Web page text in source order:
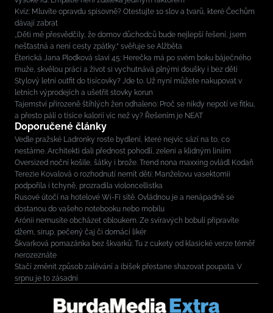
Kvíz: Mluvíte opravdu spisovně? Otestujte 10 slov a tvarů, které Čechům
dávají zabrat
„Děti mě přesvědčily, že domov důchodců bude nejlepší řešení, jsem
nešťastná a není cesty zpátky,“ svěřuje se Alžběta
Éterická Jana Plodková slaví 45: Herečka má po svém boku báječného
muže, skvělou práci a život si vychutnává plnými doušky i bez dětí
Stylový letní outfit do tisícovky? Jde to. Už nyní můžete nakupovat v
letních výprodejích a ušetřit stovky korun
Tajemství přirozeně štíhlých žen odhaleno: Proč se nikdy nepotí ve fitku,
a přesto pálí o tisíce kalorií víc než vy? Řešením je NEAT
Doporučené články
Vedle pražské Ladronky roste bydlení, které nejvíc sází na to, co
nestárne. Architekti dali přednost pohodlí, zeleni a klidným liniím
Oversized noční košile, šátky i brože. Trend nona maxxing ovládl Kodaň
Terezie Kovalová o rozhodnutí nemít děti: Manželovu vasektomii
podpořila i tchyně, prozradila violoncellistka
Rusové útočí na hotelové Wi-Fi sítě. Ovládnou je a nenápadně se
dostanou do vašeho notebooku nebo mobilu
Arónii nemusíte obcházet obloukem. Ze svíravých bobulí připravíte
džem, sirup, pečený čaj či domácí likér
Škvarková pomazánka bez škvarků: Tu z cukety od klasické verze téměř
nerozeznáte
Stačí změnit způsob zalévání a ibišek přestane shazovat poupata. V
srpnu je to zásadní